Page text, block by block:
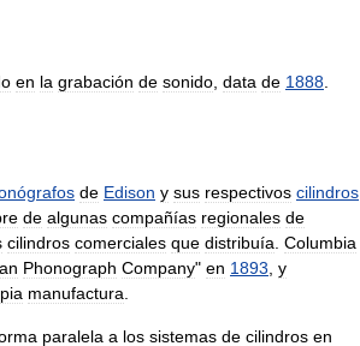
en la grabación de sonido data de 1888
de Edison y sus respectivos cilindros
de algunas compañías regionales de
cilindros comerciales que distribuía Columbia
Phonograph Company" en 1893 y
manufactura
paralela a los sistemas de cilindros en